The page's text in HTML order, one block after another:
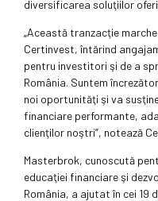
diversificarea soluţiilor
„Această tranzacţie
Certinvest, întărind
pentru investitori şi de a
România. Suntem
noi oportunităţi şi va
financiare performante,
clienţilor noştri”, notează
Masterbrok, cunoscută
educaţiei financiare şi
România, a ajutat în cei 19